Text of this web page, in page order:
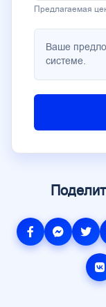
Предлагаемая
Ваше
системе.